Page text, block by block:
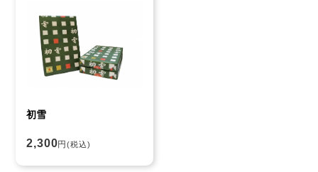
初雪
2,300円(税込)